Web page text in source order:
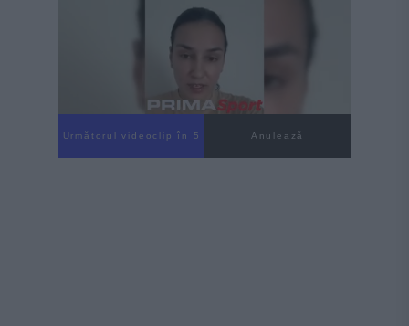
Următorul videoclip în 4 Anulează